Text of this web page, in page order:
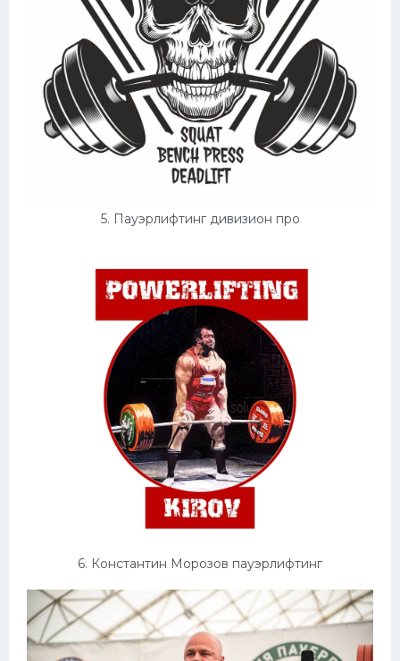
5. Пауэрлифтинг дивизион про
6. Константин Морозов пауэрлифтинг